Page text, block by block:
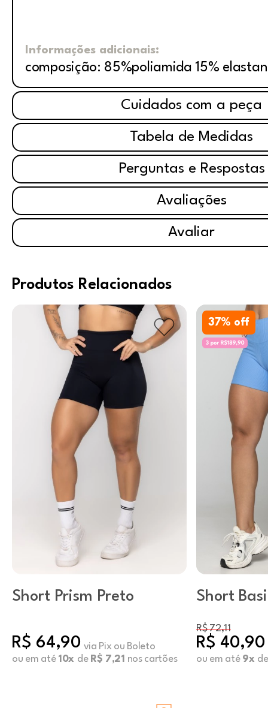
Informações adicionais:
composição: 85%poliamida 15%
Cuidados com a peça
Tabela de Medidas
Perguntas e Respostas
Avaliações
Avaliar
Produtos Relacionados
Short Prism Preto
R$ 64,90 via Pix ou Boleto
ou em até 10x de R$ 7,21 nos cartões
37% off
Short
R$ 72,11
R$ 40,90
ou em até 9x